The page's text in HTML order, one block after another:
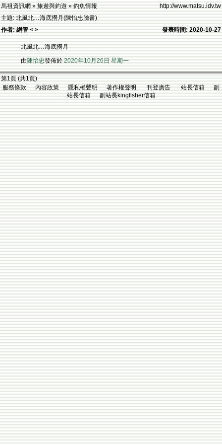
馬祖資訊網 » 旅遊與釣遊 » 釣魚情報
http://www.matsu.idv.tw
主題: 北風北…海底撈月(陳怡忠臉書)
作者: 網管 < >
發表時間: 2020-10-27
北風北…海底撈月
由陳怡忠發佈於2020年10月26日 星期一
第1頁 (共1頁)
服務條款 內容政策 隱私權聲明 著作權聲明 刊登廣告 站長信箱 副
站長信箱 副站長kingfisher信箱